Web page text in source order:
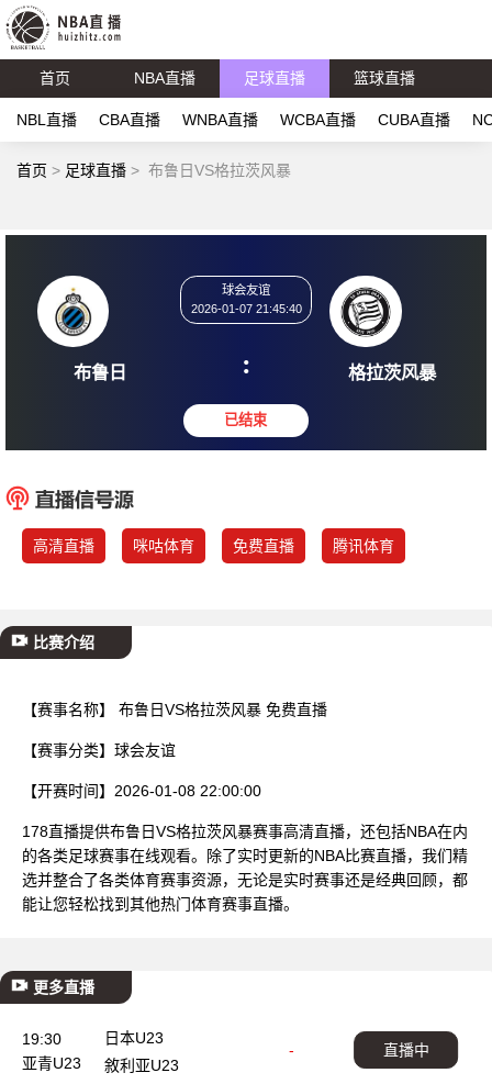
首页 NBA直播 足球直播 篮球直播
NBL直播 CBA直播 WNBA直播 WCBA直播 CUBA直播
首页 > 足球直播 > 布鲁日VS格拉茨风暴
布鲁日
2026-01-07 21:45:40
: 格拉
高清直播 咪咕体育 免费直播 腾讯体育
比赛介绍
【赛事名称】 布鲁日VS格拉茨风暴 免费直播
【赛事分类】 球会友谊
【开赛时间】 2026-01-08 22:00:00
178直播提供布鲁日VS格拉茨风暴赛事高清直播，还包括NBA在内
的各类足球赛事在线观看。除了实时更新的NBA比赛直播，我们精
选并整合了各类体育赛事资源，无论是实时赛事还是经典回顾，都
能让您轻松找到其他热门体育赛事直播。
更多直播
19:30
亚青U23
日本U23
-
敘利亚U23
直播中